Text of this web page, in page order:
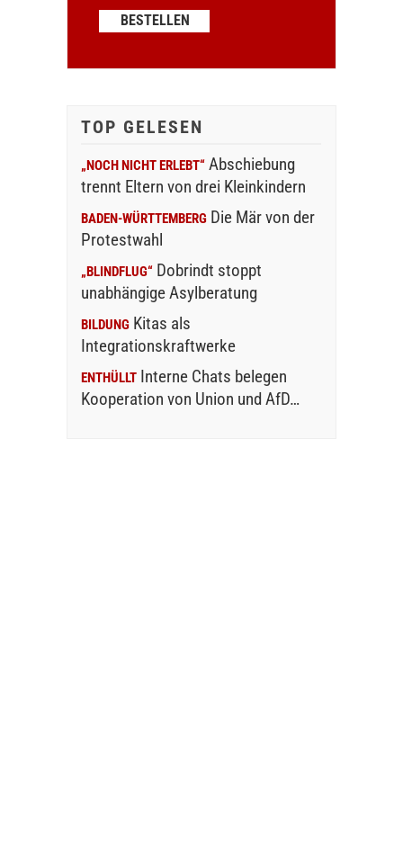
TOP GELESEN
„NOCH NICHT ERLEBT“ Abschiebung
trennt Eltern von drei Kleinkindern
BADEN-WÜRTTEMBERG Die Mär von der
Protestwahl
„BLINDFLUG“ Dobrindt stoppt
unabhängige Asylberatung
BILDUNG Kitas als
Integrationskraftwerke
ENTHÜLLT Interne Chats belegen
Kooperation von Union und AfD…